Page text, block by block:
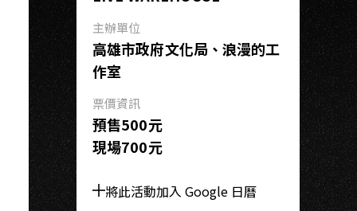
主辦單位
高雄市政府文化局、浪漫的工
作室
票價資訊
預售500元
現場700元
將此活動加入 Google 日曆